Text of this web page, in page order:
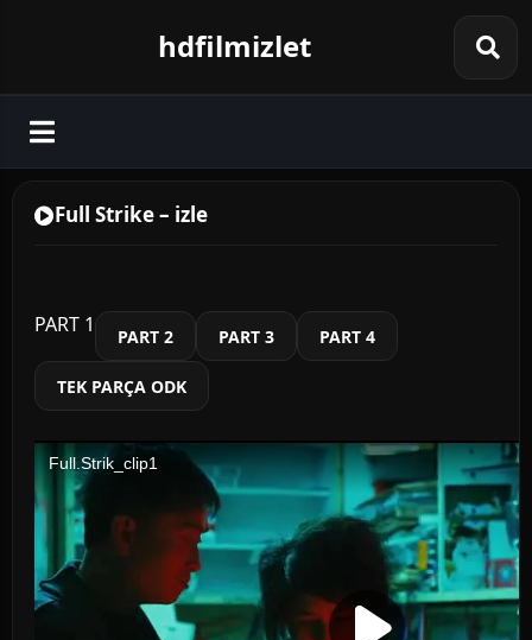
hdfilmizlet
Full Strike – izle
PART 1 PART 2 PART 3 PART 4
TEK PARÇA ODK